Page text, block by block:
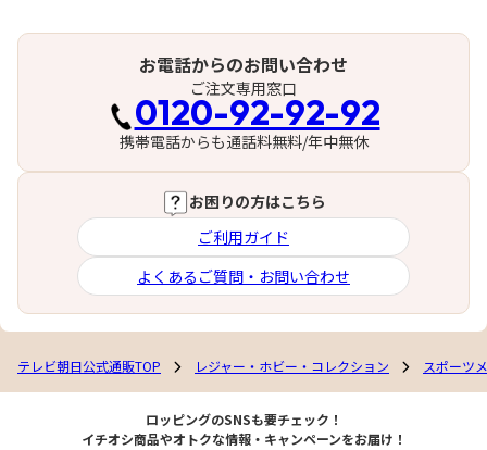
お電話からのお問い合わせ
ご注文専用窓口
0120-92-92-92
携帯電話からも通話料無料/年中無休
お困りの方はこちら
ご利用ガイド
よくあるご質問・お問い合わせ
テレビ朝日公式通販TOP レジャー・ホビー・コレクション スポーツ
ロッピングのSNSも要チェック！
イチオシ商品やオトクな情報・キャンペーンをお届け！